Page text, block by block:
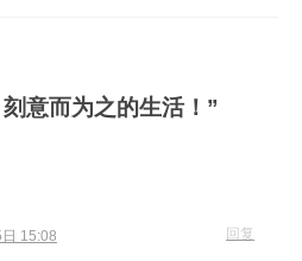
意而为之的生活！”
15:08 回复